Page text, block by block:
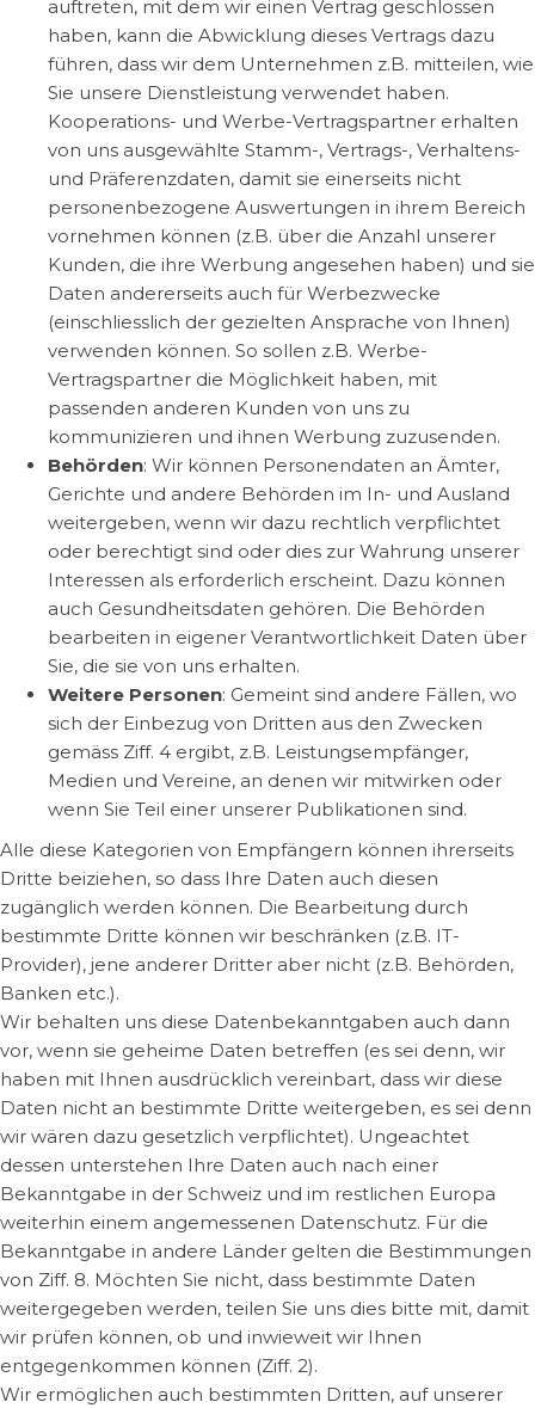
auftreten, mit dem wir einen Vertrag geschlossen
haben, kann die Abwicklung dieses Vertrags dazu
führen, dass wir dem Unternehmen z.B. mitteilen, wie
Sie unsere Dienstleistung verwendet haben.
Kooperations- und Werbe-Vertragspartner erhalten
von uns ausgewählte Stamm-, Vertrags-, Verhaltens-
und Präferenzdaten, damit sie einerseits nicht
personenbezogene Auswertungen in ihrem Bereich
vornehmen können (z.B. über die Anzahl unserer
Kunden, die ihre Werbung angesehen haben) und sie
Daten andererseits auch für Werbezwecke
(einschliesslich der gezielten Ansprache von Ihnen)
verwenden können. So sollen z.B. Werbe-
Vertragspartner die Möglichkeit haben, mit
passenden anderen Kunden von uns zu
kommunizieren und ihnen Werbung zuzusenden.
Behörden: Wir können Personendaten an Ämter,
Gerichte und andere Behörden im In- und Ausland
weitergeben, wenn wir dazu rechtlich verpflichtet
oder berechtigt sind oder dies zur Wahrung unserer
Interessen als erforderlich erscheint. Dazu können
auch Gesundheitsdaten gehören. Die Behörden
bearbeiten in eigener Verantwortlichkeit Daten über
Sie, die sie von uns erhalten.
Weitere Personen: Gemeint sind andere Fällen, wo
sich der Einbezug von Dritten aus den Zwecken
gemäss Ziff. 4 ergibt, z.B. Leistungsempfänger,
Medien und Vereine, an denen wir mitwirken oder
wenn Sie Teil einer unserer Publikationen sind.
Alle diese Kategorien von Empfängern können ihrerseits
Dritte beiziehen, so dass Ihre Daten auch diesen
zugänglich werden können. Die Bearbeitung durch
bestimmte Dritte können wir beschränken (z.B. IT-
Provider), jene anderer Dritter aber nicht (z.B. Behörden,
Banken etc.).
Wir behalten uns diese Datenbekanntgaben auch dann
vor, wenn sie geheime Daten betreffen (es sei denn, wir
haben mit Ihnen ausdrücklich vereinbart, dass wir diese
Daten nicht an bestimmte Dritte weitergeben, es sei denn
wir wären dazu gesetzlich verpflichtet). Ungeachtet
dessen unterstehen Ihre Daten auch nach einer
Bekanntgabe in der Schweiz und im restlichen Europa
weiterhin einem angemessenen Datenschutz. Für die
Bekanntgabe in andere Länder gelten die Bestimmungen
von Ziff. 8. Möchten Sie nicht, dass bestimmte Daten
weitergegeben werden, teilen Sie uns dies bitte mit, damit
wir prüfen können, ob und inwieweit wir Ihnen
entgegenkommen können (Ziff. 2).
Wir ermöglichen auch bestimmten Dritten, auf unserer